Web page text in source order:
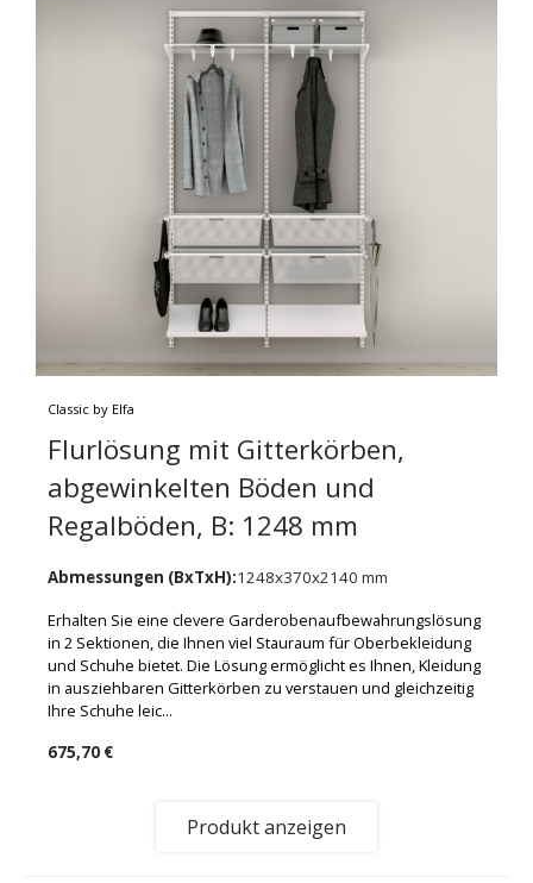
Classic by Elfa
Flurlösung mit Gitterkörben,
abgewinkelten Böden und
Regalböden, B: 1248 mm
Abmessungen (BxTxH):1248x370x2140 mm
Erhalten Sie eine clevere Garderobenaufbewahrungslösung
in 2 Sektionen, die Ihnen viel Stauraum für Oberbekleidung
und Schuhe bietet. Die Lösung ermöglicht es Ihnen, Kleidung
in ausziehbaren Gitterkörben zu verstauen und gleichzeitig
Ihre Schuhe leic...
675,70 €
Produkt anzeigen